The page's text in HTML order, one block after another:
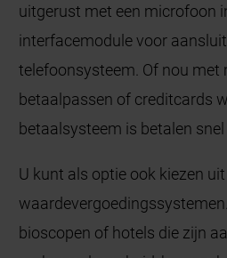
uitgerust met een microfoon
interfacemodule voor
telefoonsysteem. Of nou met
betaalpassen of creditcards
betaalsysteem is betalen snel
U kunt als optie ook kiezen
bioscopen of hotels die zijn